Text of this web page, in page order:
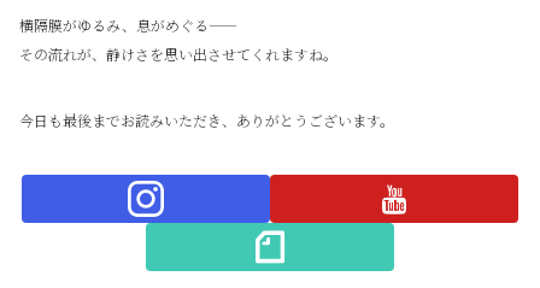
横隔膜がゆるみ、息がめぐる——
その流れが、静けさを思い出させてくれますね。
今日も最後までお読みいただき、ありがとうございます。